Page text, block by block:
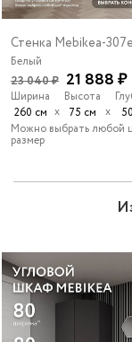
Стенка Mebikea-307e
Белый
23 040 ₽ 21 888 ₽
Ширина
260 см х
Высота
75 см
х
Можно выбрать любой
размер